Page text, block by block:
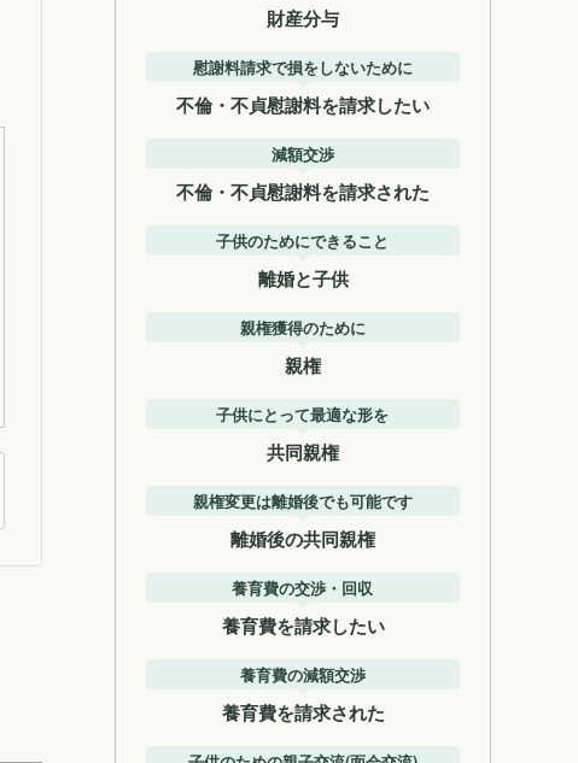
財産分与
慰謝料請求で損をしないために
不倫・不貞慰謝料を請求したい
減額交渉
不倫・不貞慰謝料を請求された
子供のためにできること
離婚と子供
親権獲得のために
親権
子供にとって最適な形を
共同親権
親権変更は離婚後でも可能です
離婚後の共同親権
養育費の交渉・回収
養育費を請求したい
養育費の減額交渉
養育費を請求された